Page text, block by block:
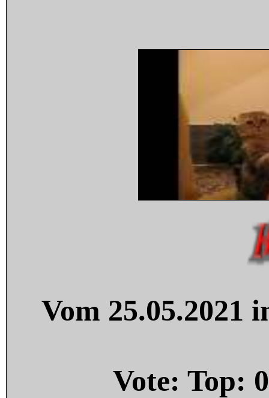
Vom 25.05.2021
Vote: Top: 0